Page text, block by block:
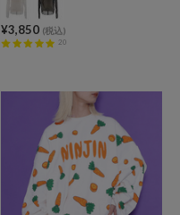
¥3,850 (税込)
20